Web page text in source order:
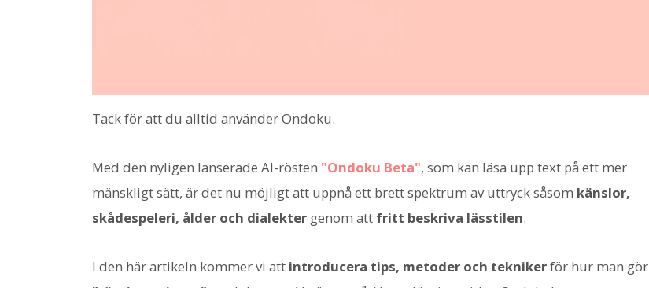
Tack för att du alltid använder Ondoku.
Med den nyligen lanserade AI-rösten "Ondoku Beta", som kan läsa upp text på ett mer
mänskligt sätt, är det nu möjligt att uppnå ett brett spektrum av uttryck såsom känslor,
skådespeleri, ålder och dialekter genom att fritt beskriva lässtilen.
I den här artikeln kommer vi att introducera tips, metoder och teknikerför hur man gör